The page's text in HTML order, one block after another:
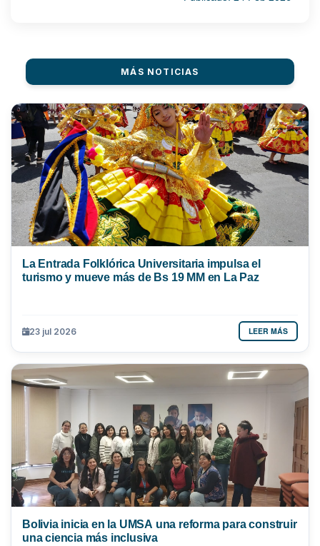
MÁS NOTICIAS
La Entrada Folklórica Universitaria impulsa el
turismo y mueve más de Bs 19 MM en La Paz
23 jul 2026 LEER MÁS
Bolivia inicia en la UMSA una reforma para construir
una ciencia más inclusiva